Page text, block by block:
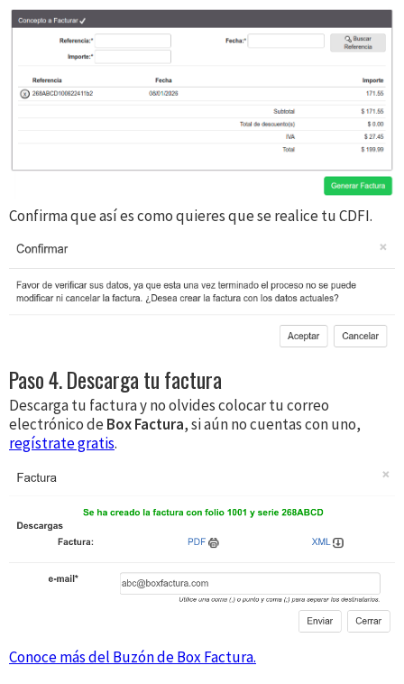
Confirma que así es como quieres que se realice tu CDFI.
Paso 4. Descarga tu factura
Descarga tu factura y no olvides colocar tu correo
electrónico deBox Factura, si aún no cuentas con uno,
regístrate gratis.
Conoce más del Buzón de Box Factura.